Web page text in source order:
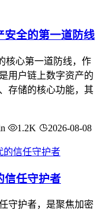
安全的第一道防线
核心第一道防线，作
用户链上数字资产的
存储的核心功能，其
1.2K 2026-08-08
任守护者
守护者，是聚焦加密